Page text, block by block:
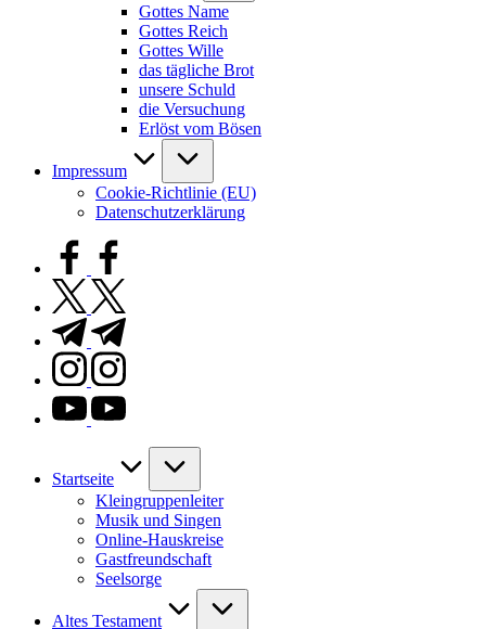
Gottes Name
Gottes Reich
Gottes Wille
das tägliche Brot
unsere Schuld
die Versuchung
Erlöst vom Bösen
Impressum
Cookie-Richtlinie (EU)
Datenschutzerklärung
facebook.com
twitter.com
t.me
instagram.com
youtube.com
Startseite
Kleingruppenleiter
Musik und Singen
Online-Hauskreise
Gastfreundschaft
Seelsorge
Altes Testament